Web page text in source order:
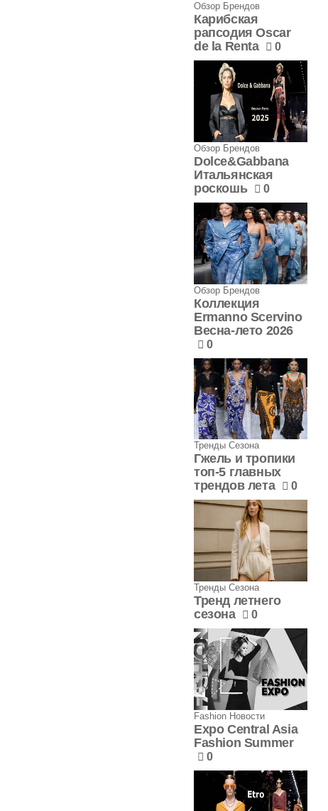
Обзор Брендов
Карибская
рапсодия Oscar
de la Renta
0
Обзор Брендов
Dolce&Gabbana
Итальянская
роскошь
0
Обзор Брендов
Коллекция
Ermanno Scervino
Весна-лето 2026
0
Тренды Сезона
Гжель и тропики
топ-5 главных
трендов лета
0
Тренды Сезона
Тренд летнего
сезона
0
Fashion Новости
Expo Central Asia
Fashion Summer
0